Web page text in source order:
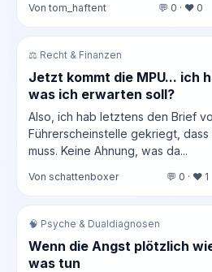
Von tom_haftent 💬 0 · ❤️ 0
⚖️ Recht & Finanzen
Jetzt kommt die MPU... ich
was ich erwarten soll?
Also, ich hab letztens den Brief
Führerscheinstelle gekriegt, dass
muss. Keine Ahnung, was da...
Von schattenboxer 💬 0 · ❤️ 1
🧠 Psyche & Dualdiagnosen
Wenn die Angst plötzlich
was tun